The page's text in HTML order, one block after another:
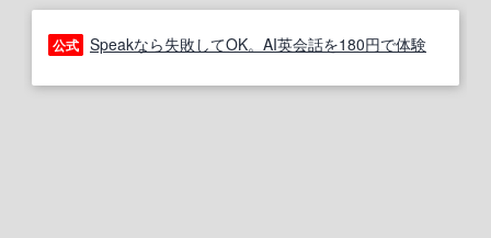
公式 Speakなら失敗してOK。AI英会話を180円で体験